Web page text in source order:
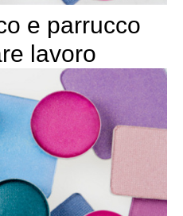
e parrucco
lavoro